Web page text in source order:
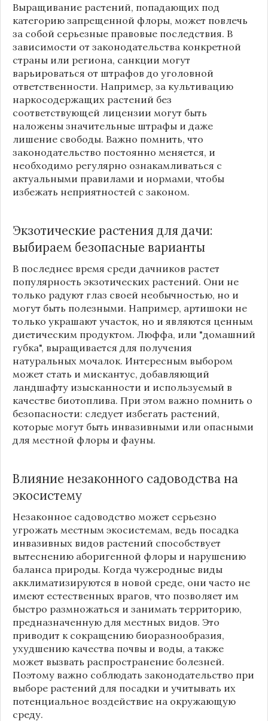
Выращивание растений, попадающих под
категорию запрещенной флоры, может повлечь
за собой серьезные правовые последствия. В
зависимости от законодательства конкретной
страны или региона, санкции могут
варьироваться от штрафов до уголовной
ответственности. Например, за культивацию
наркосодержащих растений без
соответствующей лицензии могут быть
наложены значительные штрафы и даже
лишение свободы. Важно помнить, что
законодательство постоянно меняется, и
необходимо регулярно ознакамливаться с
актуальными правилами и нормами, чтобы
избежать неприятностей с законом.
Экзотические растения для дачи:
выбираем безопасные варианты
В последнее время среди дачников растет
популярность экзотических растений. Они не
только радуют глаз своей необычностью, но и
могут быть полезными. Например, артишоки не
только украшают участок, но и являются ценным
диетическим продуктом. Люффа, или "домашний
губка", выращивается для получения
натуральных мочалок. Интересным выбором
может стать и мискантус, добавляющий
ландшафту изысканности и используемый в
качестве биотоплива. При этом важно помнить о
безопасности: следует избегать растений,
которые могут быть инвазивными или опасными
для местной флоры и фауны.
Влияние незаконного садоводства на
экосистему
Незаконное садоводство может серьезно
угрожать местным экосистемам, ведь посадка
инвазивных видов растений способствует
вытеснению аборигенной флоры и нарушению
баланса природы. Когда чужеродные виды
акклиматизируются в новой среде, они часто не
имеют естественных врагов, что позволяет им
быстро размножаться и занимать территорию,
предназначенную для местных видов. Это
приводит к сокращению биоразнообразия,
ухудшению качества почвы и воды, а также
может вызвать распространение болезней.
Поэтому важно соблюдать законодательство при
выборе растений для посадки и учитывать их
потенциальное воздействие на окружающую
среду.